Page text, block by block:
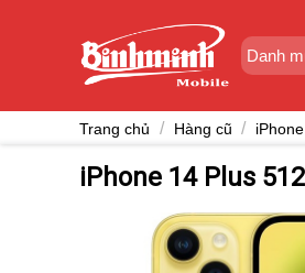
Danh
Trang chủ / Hàng cũ /
iPhone 14 Plus